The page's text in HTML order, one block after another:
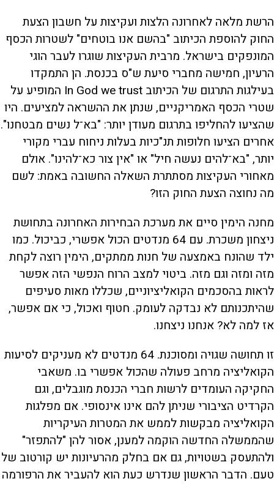
הרשת מלאה לאחרונה הלצות ועקיצות על חשבון הצעת
החוק להוספת הכיתוב "בהשם אנו בוטחים" לשטרות הכסף
המונפקים בישראל. מרבית העקיצות שוגרו לעבר הוגי
הרעיון, חמישה מחברי סיעת ש"ס בכנסת. הן התמקדו
בעילגות התרגום של הכיתוב In God we trust המופיע על
שטרי הכסף האמריקניים, שנתן את ההשראה למציעים. היו
שהציעו להחליפו בתרגום מעודן יותר: "בא־ל נשים מבטחנו".
אחרים הציעו חלופות תנ"כיות בעלות ניחוח עברי מקורי
יותר, "בא־להים נעשה חיל" או "אין צור כא־להינו". אולם
מאחורי העקיצות מסתתרת השאלה החשובה באמת: לשם
מה נחוצה הצעת החוק הזו?
מחנה הימין סיים את מערכת הבחירות האחרונה בתחושת
ניצחון משכרת. עם 64 מנדטים הכול אפשרי, כביכול. כמו
ילד שהונח באמצעה של חנות ממתקים, הימין רוצה לקחת
מזה ומזה וגם מזה. ביטוי למצב הרוח הנפשי הזה אפשר
לראות בהסכמים הקואליציוניים, שכללו מאות סעיפים
שהיתכנותם לא נבדקה לעומק. חטוף ואכול, כי אם אפשר,
אז למה לא? אנחנו ניצחנו.
זו תחושה שגויה ומסוכנת. 64 מנדטים לא מעניקים לסיעות
הקואליציה מרחב פעולה שהכול אפשרי בו. משאבי
החקיקה העומדים לרשות חברי הכנסת מוגבלים, וגם
הקרדיט הציבורי שניתן להם אינו אינסופי. אם מפלגות
הקואליציה מבקשות לממש את המטרות העיקריות
שהממשלה החדשה הוקמה למענן, אסור להן "להתפזר"
ולהתעסק בשטויות, גם אם בחלק מהרעיונות יש קורטוב של
טעם. הדבר הראשון שנדרש כעת הוא להעביר את הרפורמה